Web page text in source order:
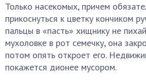
Только насекомых, причем
прикоснуться к цветку кончиком
пальцы в «пасть» хищнику не
мухоловке в рот семечку, она
потом опять откроет его.
покажется дионее мусором.